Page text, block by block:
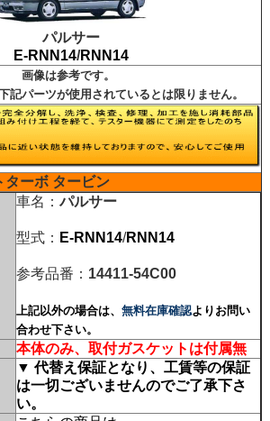
パルサー
E-RNN14/RNN14
画像は参考です。
記パーツが使用されているとは限りません。
ターボ タービン
車名：パルサー
型式： E-RNN14/RNN14
参考品番： 14411-54C00
上記以外の場合は、 無料在庫確認よりお問い
合わせ下さい。
本体のみ、取付ガスケットは付属無
▼ 代替え保証となり、工賃等の保証
は一切ございませんのでご了承下さ
い。